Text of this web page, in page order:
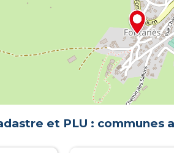
et PLU : communes